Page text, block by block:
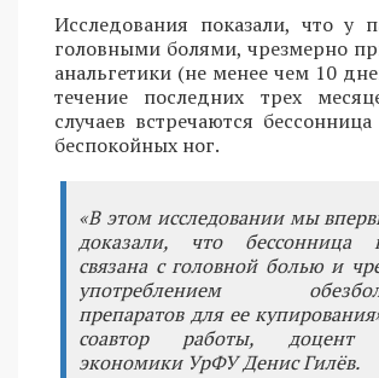
Исследования показали, что у
головными болями, чрезмерно
анальгетики (не менее чем 10
течение последних трех
случаев встречаются
беспокойных ног.
«В этом исследовании мы
доказали, что бессонница
связана с головной болью и
употреблением
препаратов для ее
соавтор работы, доцент
экономики УрФУ Денис Гилёв.